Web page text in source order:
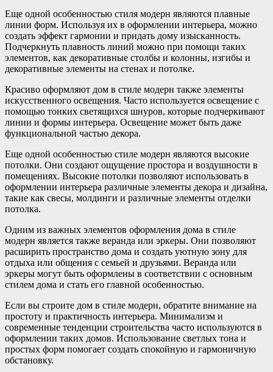
Еще одной особенностью стиля модерн являются плавные
линии форм. Используя их в оформлении интерьера, можно
создать эффект гармонии и придать дому изысканность.
Подчеркнуть плавность линий можно при помощи таких
элементов, как декоративные столбы и колонны, изгибы и
декоративные элементы на стенах и потолке.
Красиво оформляют дом в стиле модерн также элементы
искусственного освещения. Часто используется освещение с
помощью тонких светящихся шнуров, которые подчеркивают
линии и формы интерьера. Освещение может быть даже
функциональной частью декора.
Еще одной особенностью стиле модерн являются высокие
потолки. Они создают ощущение простора и воздушности в
помещениях. Высокие потолки позволяют использовать в
оформлении интерьера различные элементы декора и дизайна,
такие как свесы, молдинги и различные элементы отделки
потолка.
Одним из важных элементов оформления дома в стиле
модерн является также веранда или эркеры. Они позволяют
расширить пространство дома и создать уютную зону для
отдыха или общения с семьей и друзьями. Веранда или
эркеры могут быть оформлены в соответствии с основным
стилем дома и стать его главной особенностью.
Если вы строите дом в стиле модерн, обратите внимание на
простоту и практичность интерьера. Минимализм и
современные тенденции строительства часто используются в
оформлении таких домов. Использование светлых тона и
простых форм помогает создать спокойную и гармоничную
обстановку.